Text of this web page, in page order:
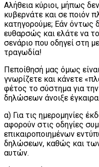
Αλήθεια κύριοι, μήπως
κυβερνάτε και σε ποιόν
κατηγορούμε; Εάν όντως
ευθαρσώς και ελάτε να
σενάριο που οδηγεί στη
τραγωδία!
Πεποίθησή μας όμως
γνωρίζετε και κάνετε
φέτος το σύστημα για
δηλώσεων άνοιξε
α) Για τις ημερομηνίες
αφορούν στις οδηγίες
επικαιροποιημένων
δηλώσεων, καθώς και
αυτών.